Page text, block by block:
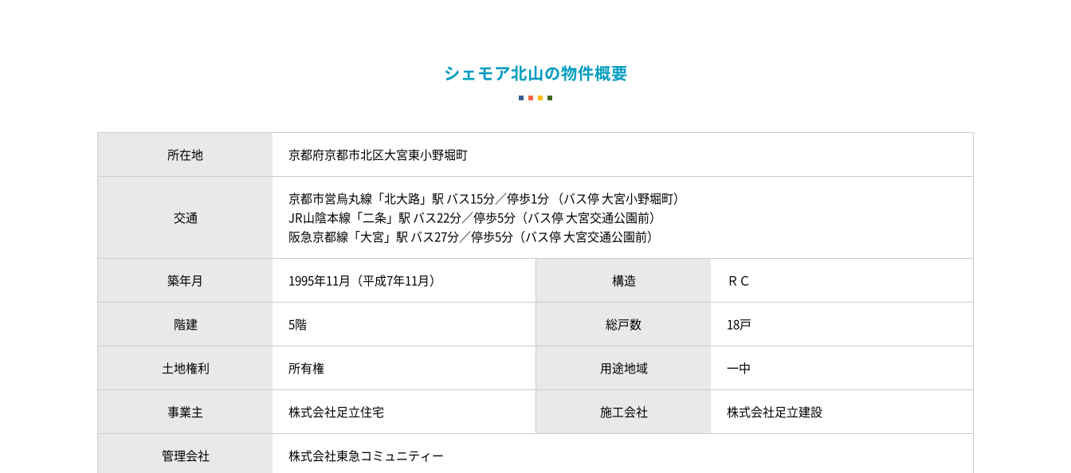
シェモア北山の物件概要
所在地 京都府京都市北区大宮東小野堀町
交通
京都市営烏丸線「北大路」駅 バス15分／停歩1分 （バス停 大宮小野堀町）
JR山陰本線「二条」駅 バス22分／停歩5分（バス停 大宮交通公園前）
阪急京都線「大宮」駅 バス27分／停歩5分（バス停 大宮交通公園前）
築年月 1995年11月（平成7年11月） 構造 ＲＣ
階建 5階 総戸数 18戸
土地権利 所有権 用途地域 一中
事業主 株式会社足立住宅 施工会社 株式会社足立建設
管理会社 株式会社東急コミュニティー